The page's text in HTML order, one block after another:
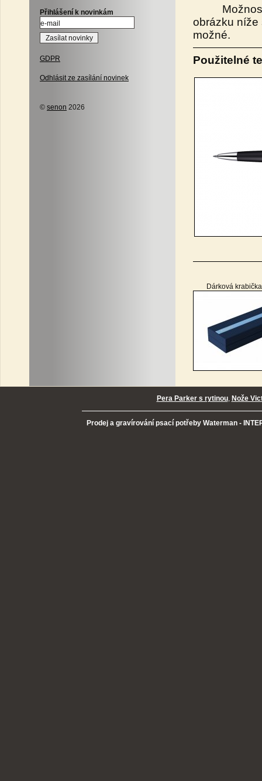
Přihlášení k novinkám
GDPR
Odhlásit ze zasílání novinek
© senon 2026
Možnosti
obrázku níže
možné.
Použitelné
Dárková
Pera Parker s rytinou, Nože
Prodej a gravírování psací potřeby Waterman -